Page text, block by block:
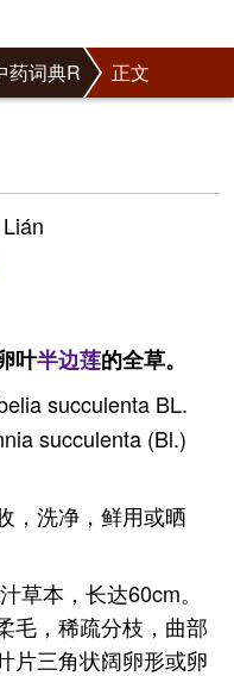
药词典R 正文
叶半边莲的全草。
succulenta BL.
succulenta (Bl.)
，洗净，鲜用或晒
草本，长达60cm。
毛，稀疏分枝，曲部
片三角状阔卵形或卵